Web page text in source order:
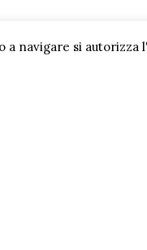
navigare si autorizza